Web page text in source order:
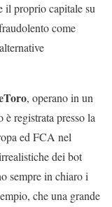
il proprio capitale su
come
, operano in un
registrata presso la
ed FCA nel
dei bot
sempre in chiaro i
che una grande